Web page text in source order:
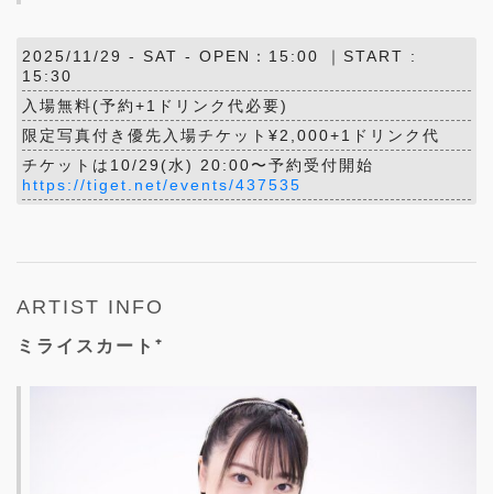
2025/11/29 - SAT - OPEN：15:00 ｜START :
15:30
入場無料(予約+1ドリンク代必要)
限定写真付き優先入場チケット¥2,000+1ドリンク代
チケットは10/29(水) 20:00〜予約受付開始
https://tiget.net/events/437535
ARTIST INFO
ミライスカート⁺